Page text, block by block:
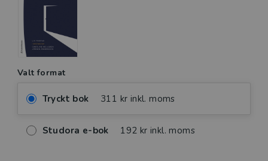
Valt format
Tryckt bok 311 kr inkl. moms
Studora e-bok 192 kr inkl. moms